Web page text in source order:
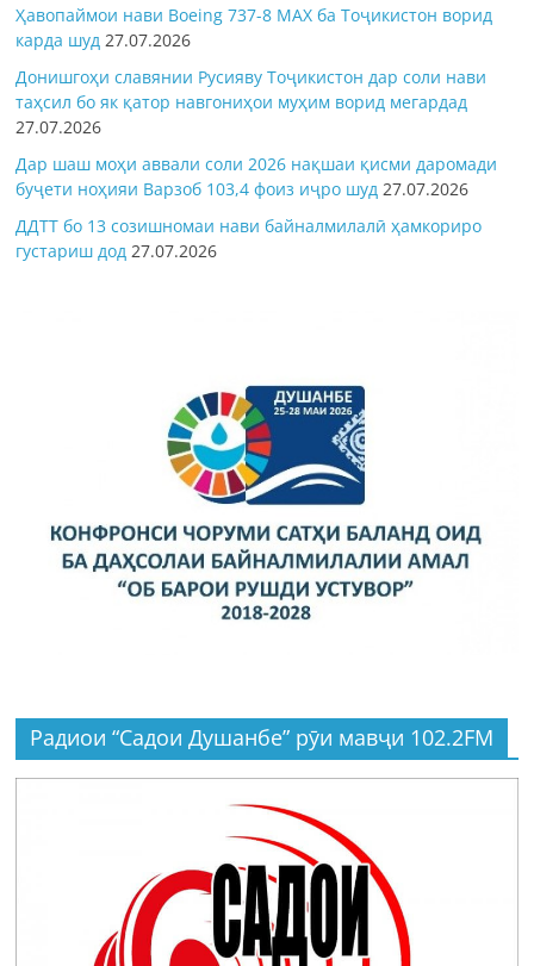
Ҳавопаймои нави Boeing 737-8 MAX ба Тоҷикистон ворид
карда шуд 27.07.2026
Донишгоҳи славянии Русияву Тоҷикистон дар соли нави
таҳсил бо як қатор навгониҳои муҳим ворид мегардад
27.07.2026
Дар шаш моҳи аввали соли 2026 нақшаи қисми даромади
буҷети ноҳияи Варзоб 103,4 фоиз иҷро шуд 27.07.2026
ДДТТ бо 13 созишномаи нави байналмилалӣ ҳамкориро
густариш дод 27.07.2026
Радиои “Садои Душанбе” рӯи мавҷи 102.2FM